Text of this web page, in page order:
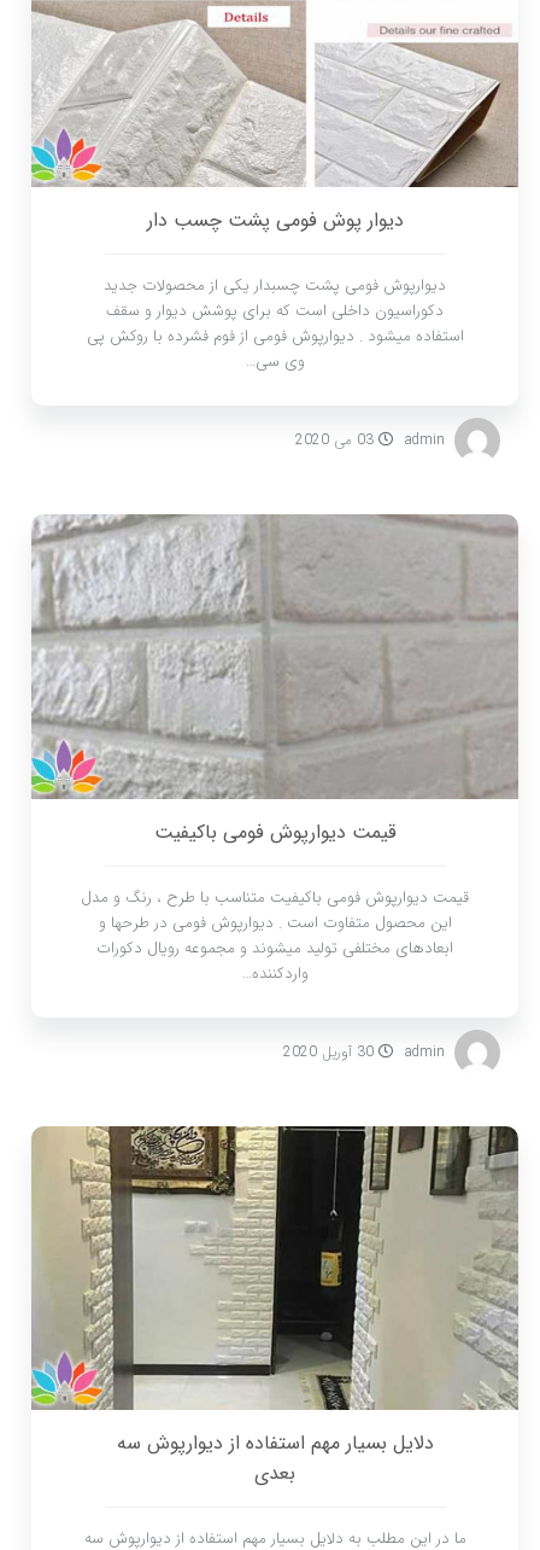
دیوار پوش فومی پشت چسب دار
دیوارپوش فومی پشت چسبدار یکی از محصولات جدید
دکوراسیون داخلی است که برای پوشش دیوار و سقف
استفاده میشود . دیوارپوش فومی از فوم فشرده با روکش پی
وی سی…
admin 03 می 2020
قیمت دیوارپوش فومی باکیفیت
قیمت دیوارپوش فومی باکیفیت متناسب با طرح ، رنگ و مدل
این محصول متفاوت است . دیوارپوش فومی در طرحها و
ابعادهای مختلفی تولید میشوند و مجموعه رویال دکورات
واردکننده…
admin 30 آوریل 2020
دلایل بسیار مهم استفاده از دیوارپوش سه
بعدی
ما در این مطلب به دلایل بسیار مهم استفاده از دیوارپوش سه